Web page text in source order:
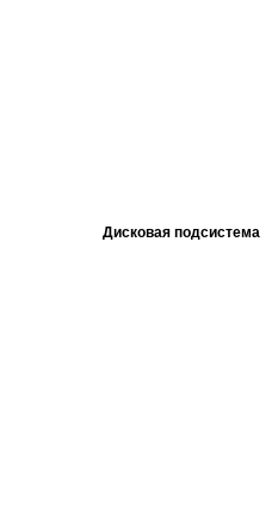
Дисковая подсистема